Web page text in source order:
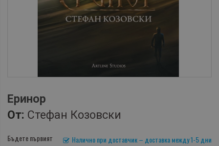
Еринор
От: Стефан Козовски
Налично при доставчик – доставка между 1-5 дни
Бъдете първият